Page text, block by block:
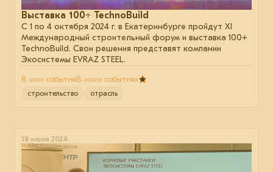
Выставка 100+ TechnoBuild
С 1 по 4 октября 2024 г. в Екатеринбурге пройдут XI
Международный строительный форум и выставка 100+
TechnoBuild. Свои решения представят компании
Экосистемы EVRAZ STEEL.
В мои событияВ моих событиях
строительство отрасль
18 июня 2024